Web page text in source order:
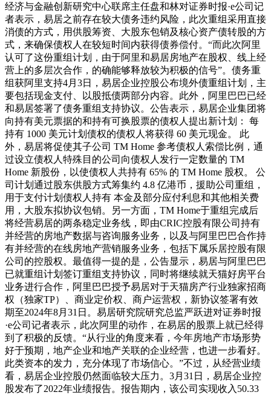
经济与金融创新研究中心联席主任盘和林对证券时报·e公司记
者表示，易居之前存在较大债务违约风险，此次重组采用直接
消债的方式，用供股筹资、大股东包销及核心资产债转股的方
式，来确保债权人在较短时间内获得债券偿付。“而此次阿里
认可了这份重组计划，由于阿里和易居房地产在股权、线上经
营上的多层次合作，的确能够释放较为积极的信号”。债务重
组获阿里支持4月3日，易居企业控股公布境外债重组计划，主
要包括现金支付、以股抵债两部分内容。此外，阿里巴巴已经
和易居签署了债务重组支持协议。公告表示，易居企业集团将
向持有美元票据的和持有可换股票的债权人提出新计划： 每
持有 1000 美元计划债权的债权人将获得 60 美元现金。 此
外，易居将促使其子公司 TM Home 参考债权人索偿比例，通
过设立债权人特殊目的公司向债权人发行一定数量的 TM
Home 新股份，以使债权人共持有 65% 的 TM Home 股权。 公
司计划通过股东供股方式筹集约 4.8 亿港币，援助公司重组，
用于支付计划债权人持有 本金及部分应付利息和其他相关费
用，大股东拟协议包销。另一方面，TM Home于重组完成后
将经营易居的两条稳定业务线，即由CRIC控股有限公司持有
并经营的房地产数据与咨询服务业务，以及与阿里巴巴合作持
有并经营的在线房地产营销服务业务，包括下属乐居控股有限
公司的控股权。最值得一提的是，公告显示，易居与阿里巴巴
已就重组计划签订重组支持协议，同时将继续就天猫好房平台
业务进行合作，阿里巴巴授予易居对于天猫房产行业独家招商
权（独家TP）、商业定价权、商户运营权，新协议签署有效
期至2024年8月31日。易居研究院研究总监严跃进对证券时报
·e公司记者表示，此次阿里的动作，在易居的股票上就已经得
到了积极的反馈。“从行业的角度来看，今年房地产市场形势
好于预期，地产企业和地产关联的企业经营，也进一步看好。
此类资本的发力，充分体现了市场信心。”不过，从经营业绩
看，易居企业控股仍然面临较大压力。3月31日，易居企业控
股发布了2022年业绩报告。报告期内，该公司实现收入50.33